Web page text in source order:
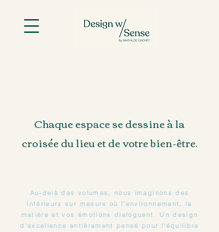
Chaque espace se dessine à la
croisée du lieu et de votre bien-être.
Au-delà des volumes, nous imaginons des
intérieurs sur mesure où l'environnement, la
matière et vos émotions dialoguent. Un design
d'excellence entièrement pensé pour l'équilibre